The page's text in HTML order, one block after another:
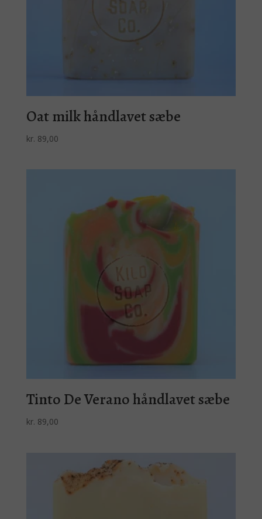
Oat milk håndlavet sæbe
kr. 89,00
Tinto De Verano håndlavet sæbe
kr. 89,00